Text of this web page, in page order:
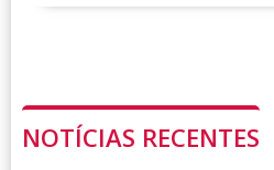
NOTÍCIAS RECENTES